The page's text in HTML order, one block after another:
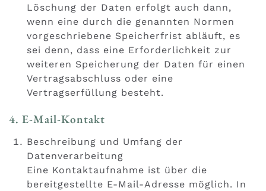
Löschung der Daten erfolgt auch dann,
wenn eine durch die genannten Normen
vorgeschriebene Speicherfrist abläuft, es
sei denn, dass eine Erforderlichkeit zur
weiteren Speicherung der Daten für einen
Vertragsabschluss oder eine
Vertragserfüllung besteht.
4. E-Mail-Kontakt
Beschreibung und Umfang der
Datenverarbeitung
Eine Kontaktaufnahme ist über die
bereitgestellte E-Mail-Adresse möglich. In